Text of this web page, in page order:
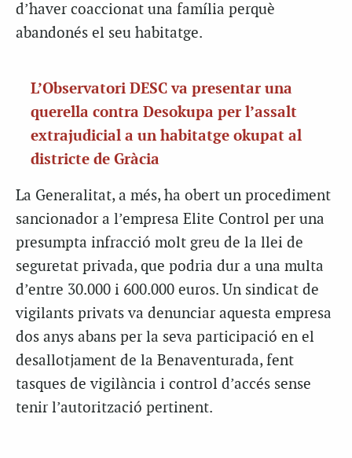
d’haver coaccionat una família perquè
abandonés el seu habitatge.
L’Observatori DESC va presentar una
querella contra Desokupa per l’assalt
extrajudicial a un habitatge okupat al
districte de Gràcia
La Generalitat, a més, ha obert un procediment
sancionador a l’empresa Elite Control per una
presumpta infracció molt greu de la llei de
seguretat privada, que podria dur a una multa
d’entre 30.000 i 600.000 euros. Un sindicat de
vigilants privats va denunciar aquesta empresa
dos anys abans per la seva participació en el
desallotjament de la Benaventurada, fent
tasques de vigilància i control d’accés sense
tenir l’autorització pertinent.